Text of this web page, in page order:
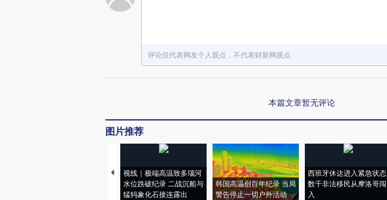
评论仅代表网友个人观点，不代表财新网观点
本篇文章暂无评论
图片推荐
视线｜极端高温致多瑙河
水位跌破纪录 二战沉船与
猛犸象化石接连露出
韩国高温创百年纪录 当局
警告停止一切户外活动
西班牙休达进入紧急状态
数千非法移民从摩洛哥闯
入